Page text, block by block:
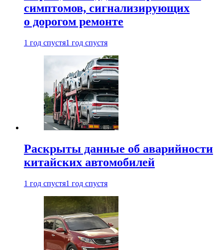
симптомов, сигнализирующих
о дорогом ремонте
1 год спустя1 год спустя
Раскрыты данные об аварийности
китайских автомобилей
1 год спустя1 год спустя